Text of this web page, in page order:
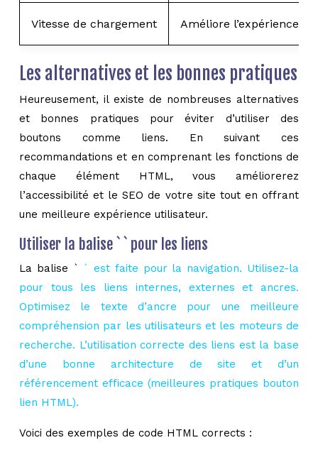
Vitesse de chargement Améliore l’expérience
Les alternatives et les bonnes pratiques
Heureusement, il existe de nombreuses alternatives
et bonnes pratiques pour éviter d’utiliser des
boutons comme liens. En suivant ces
recommandations et en comprenant les fonctions de
chaque élément HTML, vous améliorerez
l’accessibilité et le SEO de votre site tout en offrant
une meilleure expérience utilisateur.
Utiliser la balise ` ` pour les liens
La balise ` ` est faite pour la navigation. Utilisez-la
pour tous les liens internes, externes et ancres.
Optimisez le texte d’ancre pour une meilleure
compréhension par les utilisateurs et les moteurs de
recherche. L’utilisation correcte des liens est la base
d’une bonne architecture de site et d’un
référencement efficace (meilleures pratiques bouton
lien HTML).
Voici des exemples de code HTML corrects :